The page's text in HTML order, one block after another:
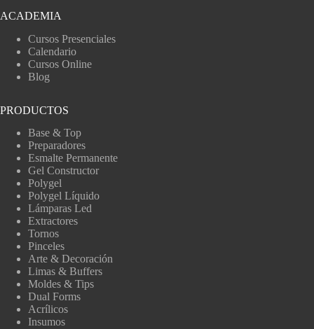
ACADEMIA
Cursos Presenciales
Calendario
Cursos Online
Blog
PRODUCTOS
Base & Top
Preparadores
Esmalte Permanente
Gel Constructor
Polygel
Polygel Líquido
Lámparas Led
Extractores
Tornos
Pinceles
Arte & Decoración
Limas & Buffers
Moldes & Tips
Dual Forms
Acrílicos
Insumos